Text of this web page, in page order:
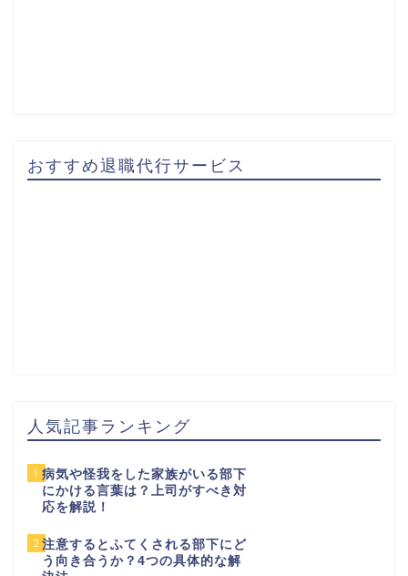
おすすめ退職代行サービス
人気記事ランキング
1 病気や怪我をした家族がいる部下
にかける言葉は？上司がすべき対
応を解説！
2 注意するとふてくされる部下にど
う向き合うか？4つの具体的な解